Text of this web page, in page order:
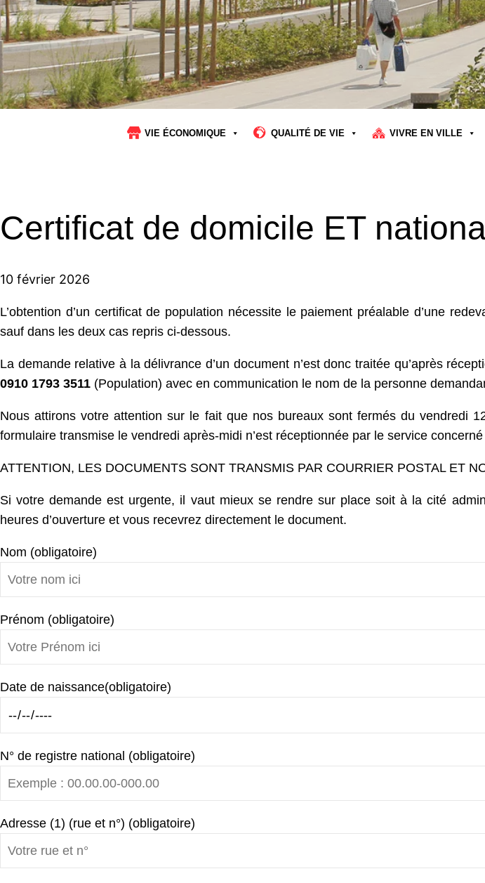
VIE ÉCONOMIQUE QUALITÉ DE VIE VIVRE EN VILLE
Certificat de domicile ET
10 février 2026
L’obtention d’un certificat de population nécessite le paiement préalable d’une
sauf dans les deux cas repris ci-dessous.
La demande relative à la délivrance d’un document n’est donc traitée qu’après
0910 1793 3511 (Population) avec en communication le nom de la personne
Nous attirons votre attention sur le fait que nos bureaux sont fermés du vendredi
formulaire transmise le vendredi après-midi n’est réceptionnée par le service
ATTENTION, LES DOCUMENTS SONT TRANSMIS PAR COURRIER POSTAL ET
Si votre demande est urgente, il vaut mieux se rendre sur place soit à la cité
heures d’ouverture et vous recevrez directement le document.
Nom (obligatoire)
Prénom (obligatoire)
Date de naissance(obligatoire)
N° de registre national (obligatoire)
Adresse (1) (rue et n°) (obligatoire)